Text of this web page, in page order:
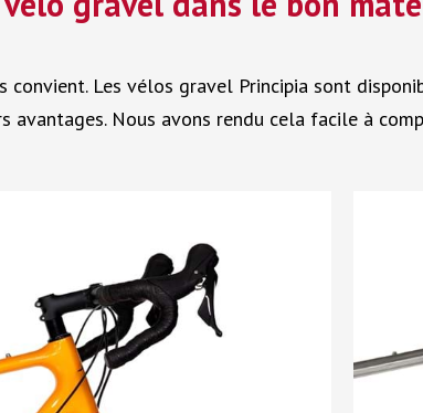
Les vélos gravel Principia sont
Nous avons rendu cela facile à